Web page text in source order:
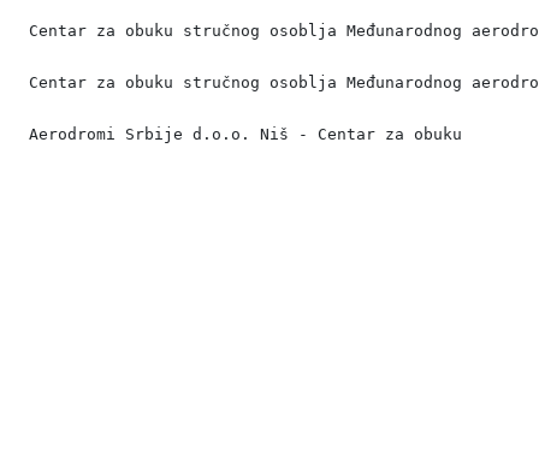
Centar za obuku stručnog osoblja Međunarodnog
Centar za obuku stručnog osoblja Međunarodnog
Aerodromi Srbije d.o.o. Niš - Centar za obuku